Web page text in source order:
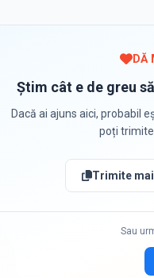
DĂ
Știm cât e de greu
Dacă ai ajuns aici, probabil
poți trimite
Trimite
Sau